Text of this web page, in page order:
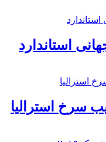
سرخ استرالیا